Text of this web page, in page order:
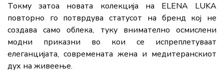
Токму затоа новата колекција на ELENA LUKA
повторно го потврдува статусот на бренд кој не
создава само облека, туку внимателно осмислени
модни приказни во кои се испреплетуваат
елеганцијата, современата жена и медитеранскиот
дух на живеење.